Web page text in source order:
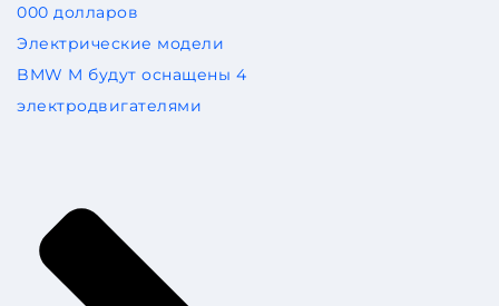
000 долларов
Электрические модели
BMW M будут оснащены 4
электродвигателями